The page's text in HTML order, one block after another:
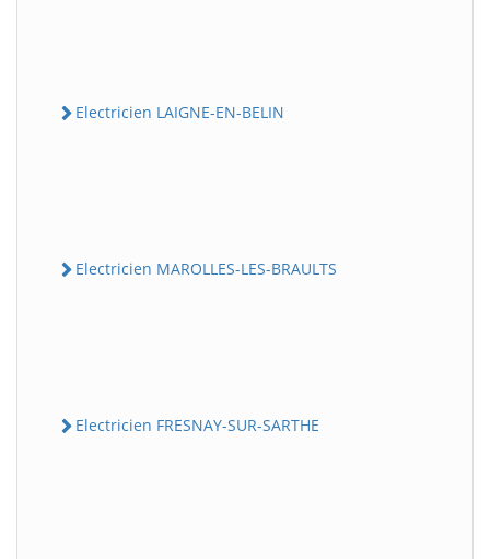
Electricien LAIGNE-EN-BELIN
Electricien MAROLLES-LES-BRAULTS
Electricien FRESNAY-SUR-SARTHE